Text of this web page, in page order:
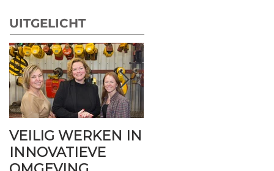
UITGELICHT
VEILIG WERKEN IN
INNOVATIEVE